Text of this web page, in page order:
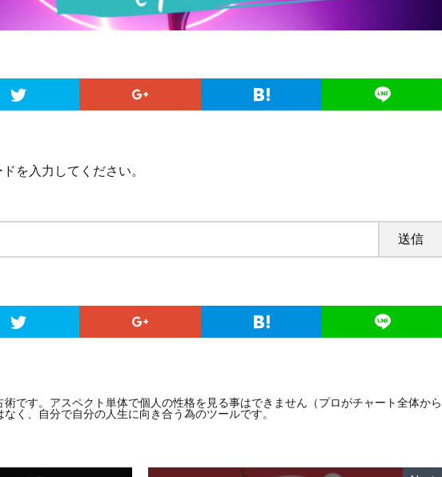
を入力してください。
です。アスペクト単体で個人の性格を見る事はできません（プロがチャート全体から
く、自分で自分の人生に向き合う為のツールです。